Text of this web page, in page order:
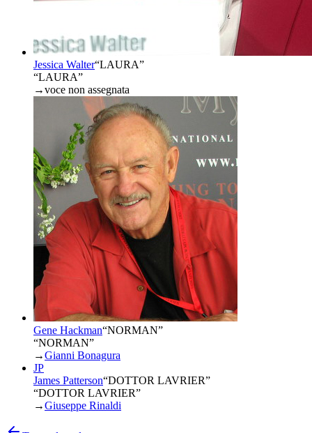
Jessica Walter“LAURA”
“LAURA”
→voce non assegnata
Gene Hackman“NORMAN”
“NORMAN”
→Gianni Bonagura
JP
James Patterson“DOTTOR LAVRIER”
“DOTTOR LAVRIER”
→Giuseppe Rinaldi